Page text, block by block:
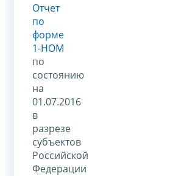
Отчет
по
форме
1-НОМ
по
состоянию
на
01.07.2016
в
разрезе
субъектов
Российской
Федерации